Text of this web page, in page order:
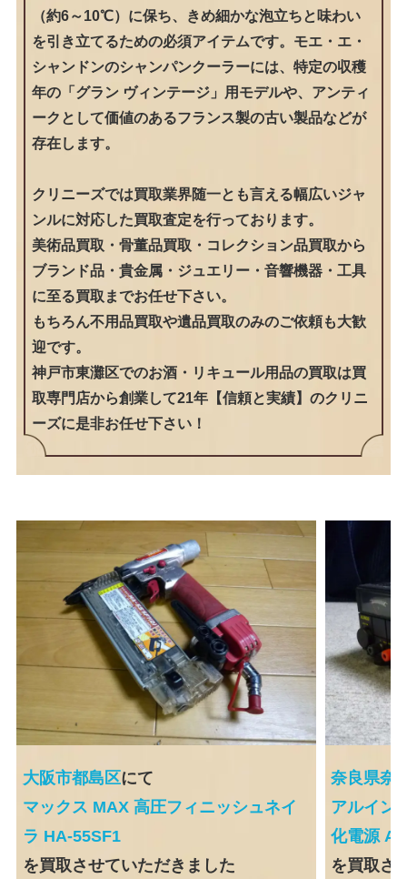
（約6～10℃）に保ち、きめ細かな泡立ちと味わい
を引き立てるための必須アイテムです。モエ・エ・
シャンドンのシャンパンクーラーには、特定の収穫
年の「グラン ヴィンテージ」用モデルや、アンティ
ークとして価値のあるフランス製の古い製品などが
存在します。
クリニーズでは買取業界随一とも言える幅広いジャ
ンルに対応した買取査定を行っております。
美術品買取・骨董品買取・コレクション品買取から
ブランド品・貴金属・ジュエリー・音響機器・工具
に至る買取までお任せ下さい。
もちろん不用品買取や遺品買取のみのご依頼も大歓
迎です。
神戸市東灘区でのお酒・リキュール用品の買取は買
取専門店から創業して21年【信頼と実績】のクリニ
ーズに是非お任せ下さい！
大阪市都島区にて
マックス MAX 高圧フィニッシュネイ
ラ HA-55SF1
を買取させていただきました
奈良県奈
アルイン
化電源
を買取さ